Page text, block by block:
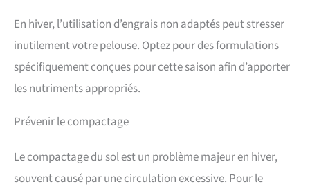
En hiver, l’utilisation d’engrais non adaptés peut stresser
inutilement votre pelouse. Optez pour des formulations
spécifiquement conçues pour cette saison afin d’apporter
les nutriments appropriés.
Prévenir le compactage
Le compactage du sol est un problème majeur en hiver,
souvent causé par une circulation excessive. Pour le